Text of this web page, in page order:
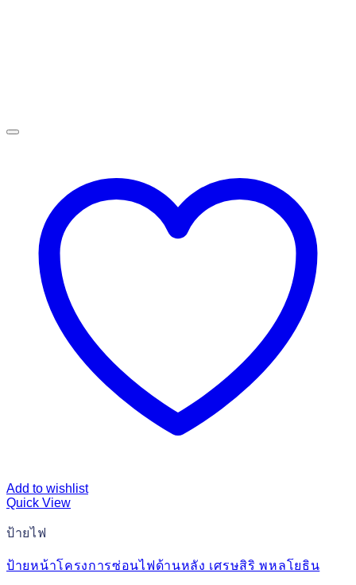
Add to wishlist
Quick View
ป้ายไฟ
ป้ายหน้าโครงการซ่อนไฟด้านหลัง เศรษสิริ พหลโยธิน